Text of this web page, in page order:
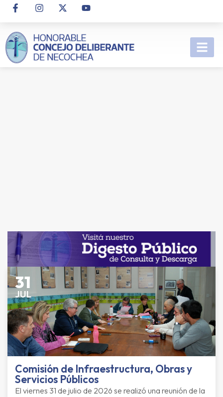
31
JUL
Comisión de Infraestructura, Obras y
Servicios Públicos
El viernes 31 de julio de 2026 se realizó una reunión de la